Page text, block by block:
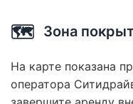
🗺️ Зона
На карте показана
оператора